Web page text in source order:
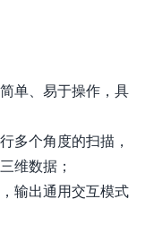
单、易于操作，具
多个角度的扫描，
维数据；
输出通用交互模式